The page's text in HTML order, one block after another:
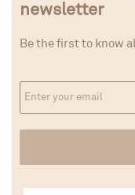
newsletter
Be the first to know